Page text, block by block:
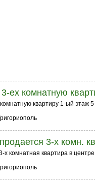
ех комнатную
квартиру 1-ый этаж
3-х комн.
х комнатная квартира в